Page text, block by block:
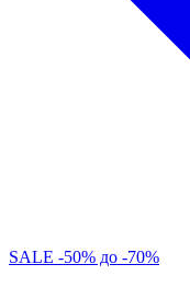
SALE -50% до -70%